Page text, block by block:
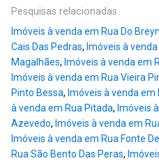
Pesquisas relacionadas
Imóveis à venda em Rua Do
Cais Das Pedras, Imóveis à
Magalhães, Imóveis à venda em
Imóveis à venda em Rua Vieira
Pinto Bessa, Imóveis à venda em
à venda em Rua Pitada, Imóveis
Azevedo, Imóveis à venda em
Imóveis à venda em Rua Fonte
Rua São Bento Das Peras,